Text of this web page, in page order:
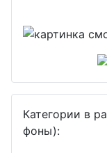
Категории в
фоны):